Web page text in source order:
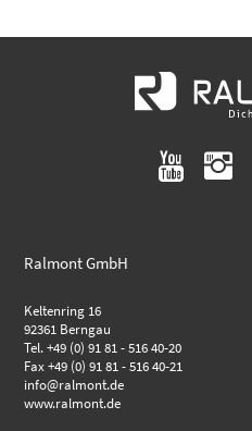
youtube instagram
Ralmont GmbH
Keltenring 16
92361 Berngau
Tel. +49 (0) 91 81 - 516 40-20
Fax +49 (0) 91 81 - 516 40-21
info@ralmont.de
www.ralmont.de